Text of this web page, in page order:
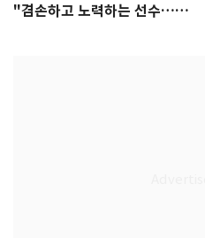
"겸손하고 노력하는 선수…좋